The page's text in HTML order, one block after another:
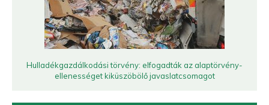
Hulladékgazdálkodási törvény: elfogadták az alaptörvény-
ellenességet kiküszöbölő javaslatcsomagot